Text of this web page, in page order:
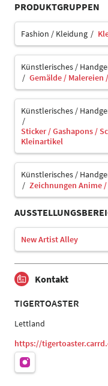
PRODUKTGRUPPEN
Fashion / Kleidung
Künstlerisches /
Gemälde / Malereien
Künstlerisches /
Sticker / Gashapons /
Kleinartikel
Künstlerisches /
Zeichnungen Anime
New Artist Alley
Kontakt
TIGERTOASTER
Lettland
https://